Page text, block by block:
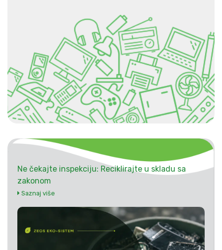
Ne čekajte inspekciju: Reciklirajte u skladu sa
zakonom
Saznaj više